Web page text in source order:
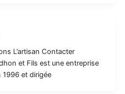
L’artisan Contacter
et Fils est une entreprise
1996 et dirigée